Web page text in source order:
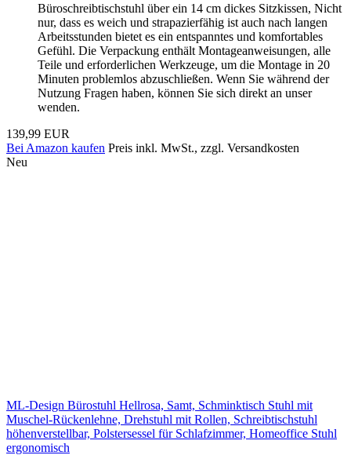
Büroschreibtischstuhl über ein 14 cm dickes Sitzkissen, Nicht
nur, dass es weich und strapazierfähig ist auch nach langen
Arbeitsstunden bietet es ein entspanntes und komfortables
Gefühl. Die Verpackung enthält Montageanweisungen, alle
Teile und erforderlichen Werkzeuge, um die Montage in 20
Minuten problemlos abzuschließen. Wenn Sie während der
Nutzung Fragen haben, können Sie sich direkt an unser
wenden.
139,99 EUR
Bei Amazon kaufen Preis inkl. MwSt., zzgl. Versandkosten
Neu
ML-Design Bürostuhl Hellrosa, Samt, Schminktisch Stuhl mit
Muschel-Rückenlehne, Drehstuhl mit Rollen, Schreibtischstuhl
höhenverstellbar, Polstersessel für Schlafzimmer, Homeoffice Stuhl
ergonomisch